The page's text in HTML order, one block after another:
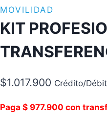
MOVILIDAD
KIT
$1.017.900 Crédito/
Paga $ 977.900 con